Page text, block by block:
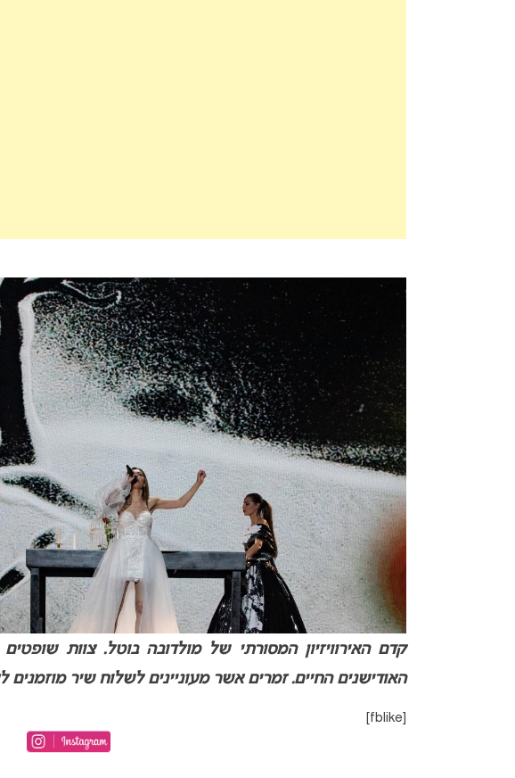
קדם האירוויזיון המסורתי של מולדובה בוטל. צוות
האודישנים החיים. זמרים אשר מעוניינים לשלוח שיר מוזמנים לעשות